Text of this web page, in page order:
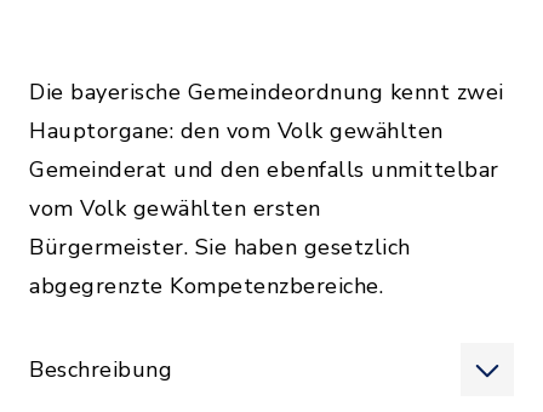
Die bayerische Gemeindeordnung kennt zwei
Hauptorgane: den vom Volk gewählten
Gemeinderat und den ebenfalls unmittelbar
vom Volk gewählten ersten
Bürgermeister. Sie haben gesetzlich
abgegrenzte Kompetenzbereiche.
Beschreibung